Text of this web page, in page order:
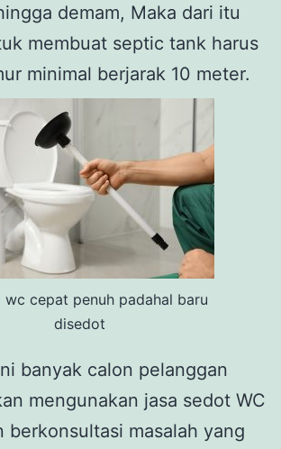
demam, Maka dari itu
membuat septic tank harus
minimal berjarak 10 meter.
wc cepat penuh padahal baru
disedot
banyak calon pelanggan
mengunakan jasa sedot WC
berkonsultasi masalah yang